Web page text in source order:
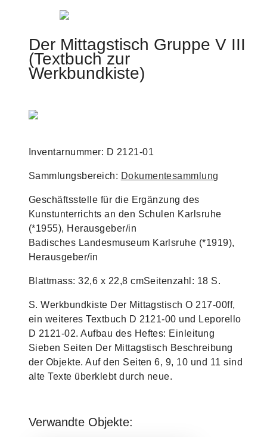
Jump to navigation
Der Mittagstisch Gruppe V III
(Textbuch zur
Werkbundkiste)
Inventarnummer: D 2121-01
Sammlungsbereich: Dokumentesammlung
Geschäftsstelle für die Ergänzung des
Kunstunterrichts an den Schulen Karlsruhe
(*1955), Herausgeber/in
Badisches Landesmuseum Karlsruhe (*1919),
Herausgeber/in
Blattmass: 32,6 x 22,8 cmSeitenzahl: 18 S.
S. Werkbundkiste Der Mittagstisch O 217-00ff,
ein weiteres Textbuch D 2121-00 und Leporello
D 2121-02. Aufbau des Heftes: Einleitung
Sieben Seiten Der Mittagstisch Beschreibung
der Objekte. Auf den Seiten 6, 9, 10 und 11 sind
alte Texte überklebt durch neue.
Verwandte Objekte: